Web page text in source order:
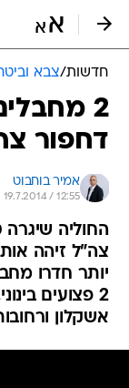
חדשות/צבא
2
דחפור
אמיר בוחבוט
19.7.2014 / 12:55
החוליה שיגרה
צה"ל זיהה
יותר חדרו
אשקלון